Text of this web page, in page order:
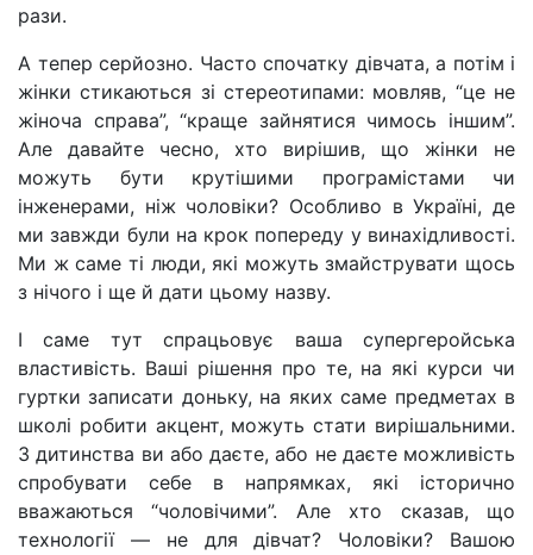
рази.
А тепер серйозно. Часто спочатку дівчата, а потім і
жінки стикаються зі стереотипами: мовляв, “це не
жіноча справа”, “краще зайнятися чимось іншим”.
Але давайте чесно, хто вирішив, що жінки не
можуть бути крутішими програмістами чи
інженерами, ніж чоловіки? Особливо в Україні, де
ми завжди були на крок попереду у винахідливості.
Ми ж саме ті люди, які можуть змайструвати щось
з нічого і ще й дати цьому назву.
І саме тут спрацьовує ваша супергеройська
властивість. Ваші рішення про те, на які курси чи
гуртки записати доньку, на яких саме предметах в
школі робити акцент, можуть стати вирішальними.
З дитинства ви або даєте, або не даєте можливість
спробувати себе в напрямках, які історично
вважаються “чоловічими”. Але хто сказав, що
технології — не для дівчат? Чоловіки? Вашою